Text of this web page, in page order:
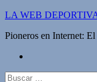
Saltar
contenido
LA WEB
Pioneros en Internet:
Buscar: